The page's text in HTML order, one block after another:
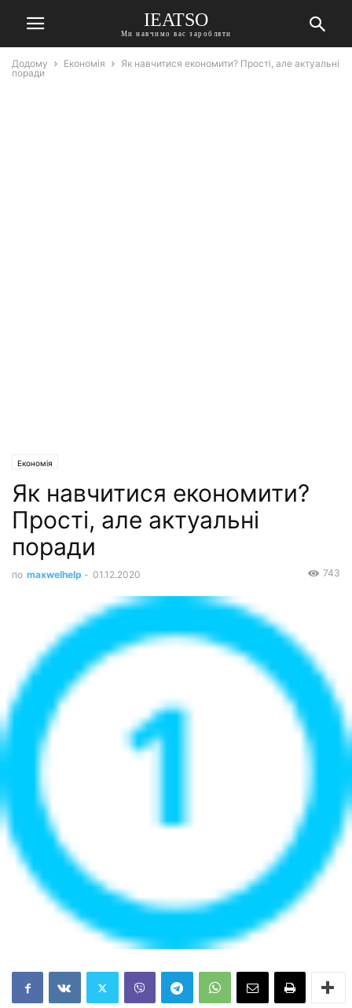
IEATSO
Ми навчимо вас заробляти
Додому Економія
Як навчитися економити? Прості, але актуальні
поради
Економія
Як навчитися економити?
Прості, але актуальні
поради
по maxwelhelp - 01.12.2020 743